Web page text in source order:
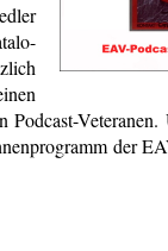
der